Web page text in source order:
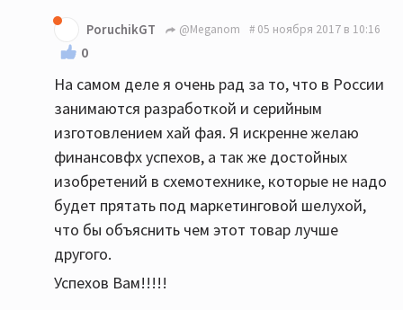
PoruchikGT @Meganom 05 ноября 2017 в 10:16
0
На самом деле я очень рад за то, что в России
занимаются разработкой и серийным
изготовлением хай фая. Я искренне желаю
финансовфх успехов, а так же достойных
изобретений в схемотехнике, которые не надо
будет прятать под маркетинговой шелухой,
что бы объяснить чем этот товар лучше
другого.
Успехов Вам!!!!!